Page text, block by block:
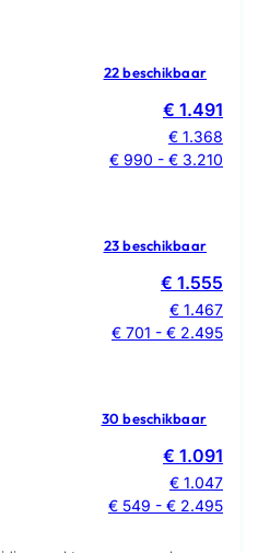
22 beschikbaar
€ 1.491
€ 1.368
€ 990 - € 3.210
23 beschikbaar
€ 1.555
€ 1.467
€ 701 - € 2.495
30 beschikbaar
€ 1.091
€ 1.047
€ 549 - € 2.495